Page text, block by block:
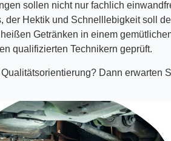
sollen nicht nur fachlich
der Hektik und Schnelllebigkeit soll
Getränken in einem
qualifizierten Technikern geprüft.
Dann erwarten